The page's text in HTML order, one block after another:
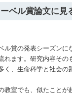
ーベル賞論文に
ル賞の発表シーズンに
れます。研究内容その
く、生命科学と社会の
教室でも、似たことが